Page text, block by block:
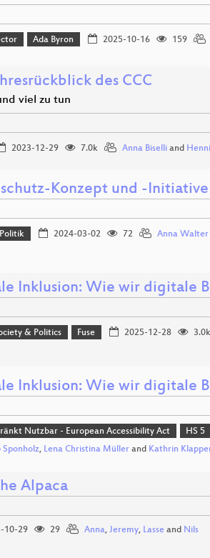
Ada Byron 2025-10-16 159
des CCC
viel zu tun
2023-12-29 7.0k Anna Biselliand
Konzept und -Initiative
2024-03-02 72 Anna Walter
Inklusion: Wie wir digitale
& Politics Fuse 2025-12-28 3.0k
Inklusion: Wie wir digitale
Nutzbar - European Accessibility Act HS 5
Sponholz, Lena Christina Müller and Kathrin
Alpaca
10-29 29 Anna, Jeremy, Lasse and Nils